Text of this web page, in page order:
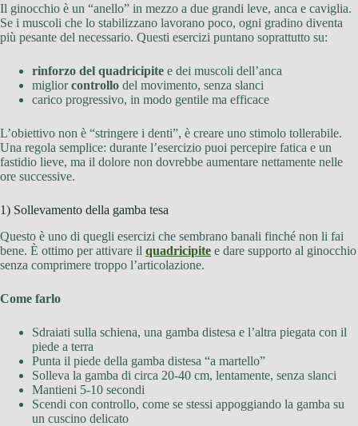
Il ginocchio è un “anello” in mezzo a due grandi leve, anca e caviglia.
Se i muscoli che lo stabilizzano lavorano poco, ogni gradino diventa
più pesante del necessario. Questi esercizi puntano soprattutto su:
rinforzo del quadricipite e dei muscoli dell’anca
migliorcontrollo del movimento, senza slanci
carico progressivo, in modo gentile ma efficace
L’obiettivo non è “stringere i denti”, è creare uno stimolo tollerabile.
Una regola semplice: durante l’esercizio puoi percepire fatica e un
fastidio lieve, ma il dolore non dovrebbe aumentare nettamente nelle
ore successive.
1) Sollevamento della gamba tesa
Questo è uno di quegli esercizi che sembrano banali finché non li fai
bene. È ottimo per attivare il quadricipite e dare supporto al ginocchio
senza comprimere troppo l’articolazione.
Come farlo
Sdraiati sulla schiena, una gamba distesa e l’altra piegata con il
piede a terra
Punta il piede della gamba distesa “a martello”
Solleva la gamba di circa 20-40 cm, lentamente, senza slanci
Mantieni 5-10 secondi
Scendi con controllo, come se stessi appoggiando la gamba su
un cuscino delicato